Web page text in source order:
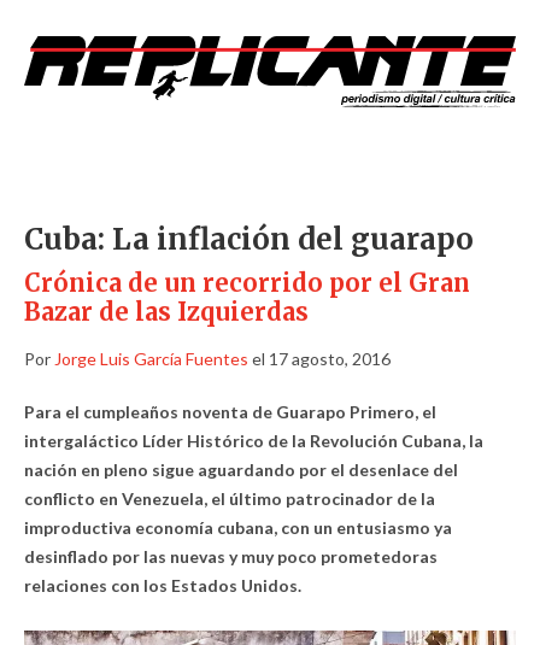
Cuba: La inflación del guarapo
Crónica de un recorrido por el Gran
Bazar de las Izquierdas
Por Jorge Luis García Fuentes el 17 agosto, 2016
Para el cumpleaños noventa de Guarapo Primero, el
intergaláctico Líder Histórico de la Revolución Cubana, la
nación en pleno sigue aguardando por el desenlace del
conflicto en Venezuela, el último patrocinador de la
improductiva economía cubana, con un entusiasmo ya
desinflado por las nuevas y muy poco prometedoras
relaciones con los Estados Unidos.